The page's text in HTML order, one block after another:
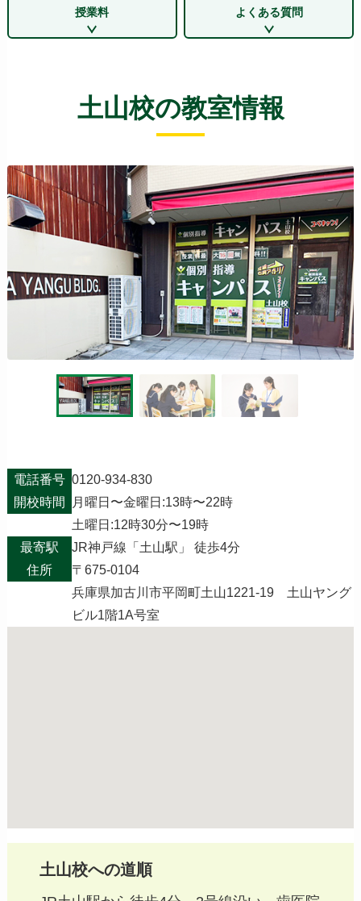
授業料 よくある質問
土山校の教室情報
電話番号 0120-934-830
開校時間
月曜日〜金曜日:13時〜22時
土曜日:12時30分〜19時
最寄駅
JR神戸線「土山駅」 徒歩4分
住所
〒675-0104
兵庫県加古川市平岡町土山1221-19 土山ヤング
ビル1階1A号室
土山校への道順